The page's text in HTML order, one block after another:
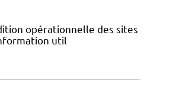
opérationnelle des sites
util